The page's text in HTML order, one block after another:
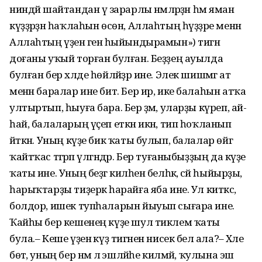
ниндәй шайтандан үә зарарлы нәмәләрҙән һәм яман
күҙҙәрҙән һаҡлаһын өсөн, Аллаһтың һүҙҙәре менән
Аллаһтың үҙенә генә һыйындырамын») тигән
доғаны уҡый торған булған. Беҙҙең ауылда
булған бер хәлде һөйләйҙәр ине. Элек шишмәгә ат
менән баралар ине бит. Бер ир, ике балаһын атҡа
ултыртып, һыуға бара. Бер әҙәм, уларҙы күреп, ай-
һай, балаларың үҫеп еткән икән, тип һоҡланып
әйткән. Уның күҙе бик ҡаты булып, балалар өйгә
ҡайтҡас тәгәрәп үлгәндәр. Бер туғаныбыҙҙың да күҙе
ҡаты ине. Уның беҙгә киләһен белһәк, әсәй һыйырҙы,
һарыҡтарҙы тиҙерәк һарайға яба ине. Ул киткәс,
болдор, ишек тупһаларын йыуып сығара ине.
Ҡайһы бер кешенең күҙе шул тиклем ҡаты
була.– Кеше үҙенә күҙ тигәнен нисек белә ала?– Хәле
бөтә, уның бер нәмә лә эшләйһе килмәй, ҡулына эш